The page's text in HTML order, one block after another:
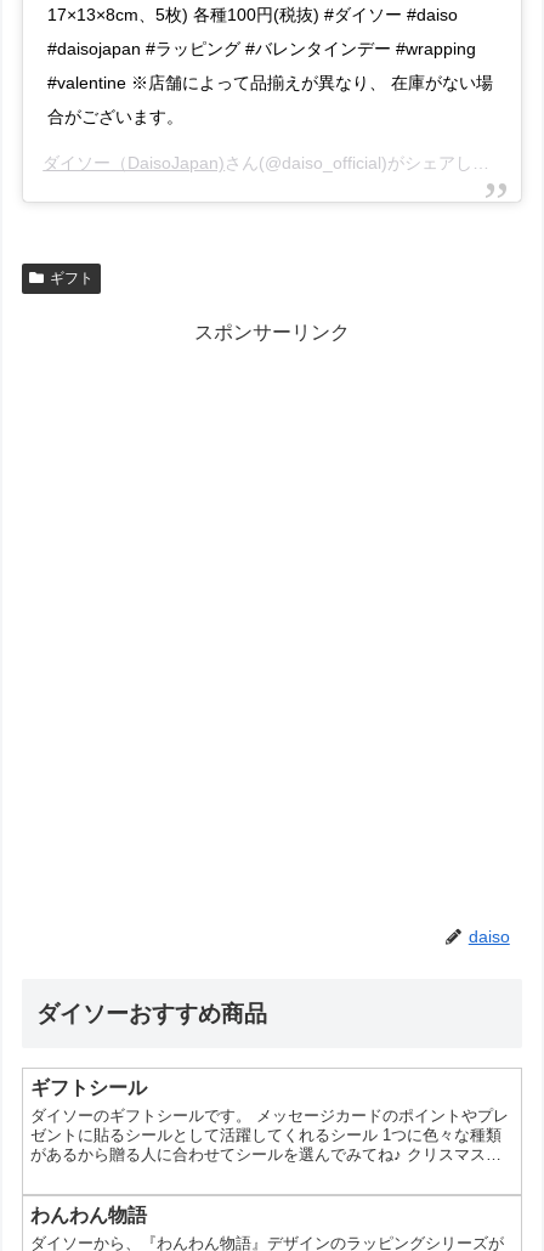
17×13×8cm、5枚) 各種100円(税抜) #ダイソー #daiso
#daisojapan #ラッピング #バレンタインデー #wrapping
#valentine ※店舗によって品揃えが異なり、 在庫がない場
合がございます。
ダイソー（DaisoJapan)さん(@daiso_official)がシェアした投稿 –
ギフト
スポンサーリンク
daiso
ダイソーおすすめ商品
ギフトシール
ダイソーのギフトシールです。 メッセージカードのポイントやプレ
ゼントに貼るシールとして活躍してくれるシール 1つに色々な種類
があるから贈る人に合わせてシールを選んでみてね♪ クリスマスギ
わんわん物語
ダイソーから、『わんわん物語』デザインのラッピングシリーズが